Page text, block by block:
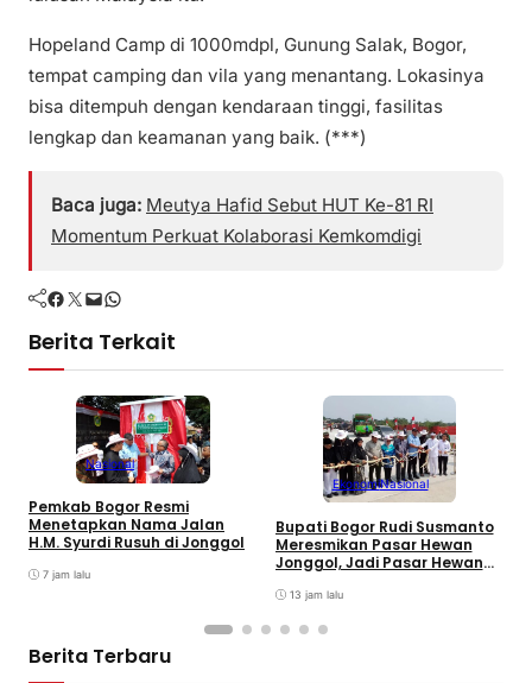
Hopeland Camp di 1000mdpl, Gunung Salak, Bogor,
tempat camping dan vila yang menantang. Lokasinya
bisa ditempuh dengan kendaraan tinggi, fasilitas
lengkap dan keamanan yang baik. (***)
Baca juga: Meutya Hafid Sebut HUT Ke-81 RI
Momentum Perkuat Kolaborasi Kemkomdigi
Facebook Twitter Mail WhatsApp
Berita Terkait
Nasional
Pemkab Bogor Resmi
Menetapkan Nama Jalan
H.M. Syurdi Rusuh di Jonggol
7 jam lalu
EkonomiNasional
Bupati Bogor Rudi Susmanto
Meresmikan Pasar Hewan
Jonggol, Jadi Pasar Hewan
13 jam lalu
Berita Terbaru